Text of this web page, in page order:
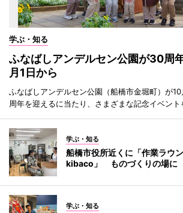
学ぶ・知る
ふなばしアンデルセン公園が30
月1日から
ふなばしアンデルセン公園（船橋市金堀町）が
周年を迎えるに当たり、さまざまな記念イベント
学ぶ・知る
船橋市役所近くに「作業ラウ
kibaco」 ものづくりの場に
学ぶ・知る